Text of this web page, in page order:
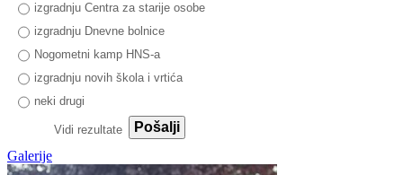
izgradnju Centra za starije osobe
izgradnju Dnevne bolnice
Nogometni kamp HNS-a
izgradnju novih škola i vrtića
neki drugi
Vidi rezultate
Pošalji
Galerije